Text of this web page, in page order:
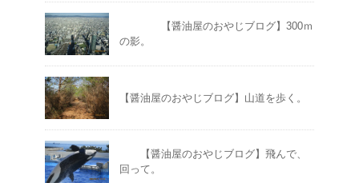
【醤油屋のおやじブログ】300ｍ
の影。
【醤油屋のおやじブログ】山道を歩く。
【醤油屋のおやじブログ】飛んで、
回って。